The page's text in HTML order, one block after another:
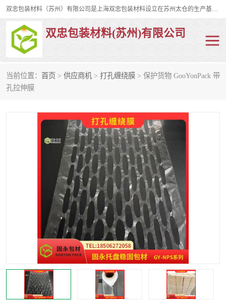
双忠包装材料（苏州）有限公司是上海双忠包装材料设立在苏州太仓的生产基地，占地约2万平米，产品主要有打孔缠绕膜，拉伸蜂窝纸，集装箱充气袋，滑托板，打包带，裹包网兜，防滑纸等箱体和托盘的运输和保护性包材。固永包材®，GooYon Pack®，是我们保护性包装材料的专属品牌。
双忠包装材料(苏州)有限公司
当前位置： 首页 > 供应商机 > 打孔缠绕膜 > 保护货物 GooYonPack 带
孔拉伸膜
打孔缠绕膜
裹包网兜 纤维打包带
充气袋
缠绕膜
托盘裹包网兜
托盘捆绑带